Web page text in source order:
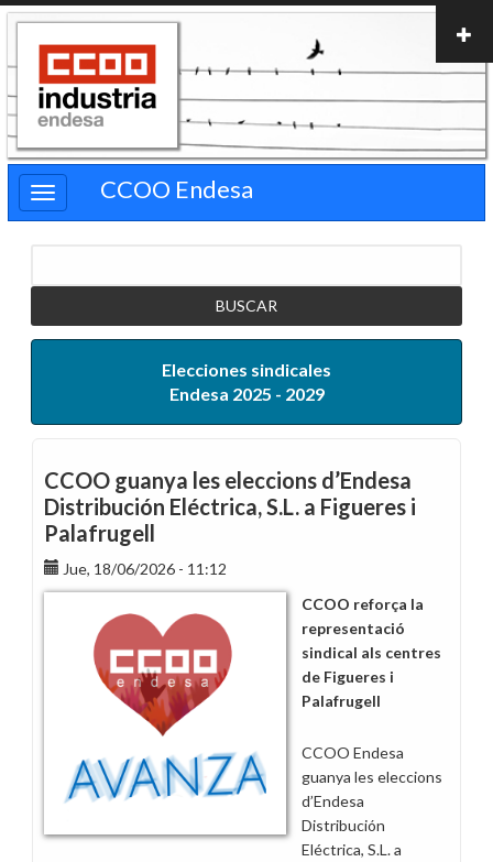
Pasar
contenido
principal
CCOO Endesa
Elecciones sindicales
Endesa 2025 - 2029
CCOO guanya les eleccions d’Endesa
Distribución Eléctrica, S.L. a Figueres i
Palafrugell
Jue, 18/06/2026 - 11:12
CCOO reforça la
representació
sindical als centres
de Figueres i
Palafrugell
CCOO Endesa
guanya les eleccions
d’Endesa
Distribución
Eléctrica, S.L. a